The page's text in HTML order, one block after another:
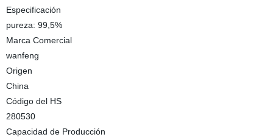
Especificación
pureza: 99,5%
Marca Comercial
wanfeng
Origen
China
Código del HS
280530
Capacidad de Producción